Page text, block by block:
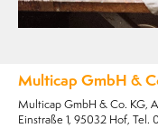
Multicap GmbH &
Multicap GmbH & Co. KG,
Einstraße 1, 95032 Hof, Tel.